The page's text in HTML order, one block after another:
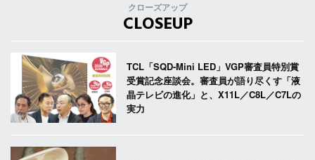
クローズアップ
CLOSEUP
TCL「SQD-Mini LED」VGP審査員特別賞
受賞記念座談会。審査員が語り尽くす「液
晶テレビの進化」と、X11L／C8L／C7Lの
実力